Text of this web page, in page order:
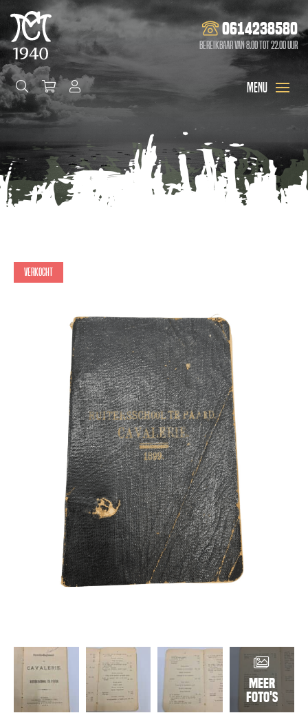
0614238580
Bereikbaar van 8.00 tot 22.00 uur
Verkocht
Meer
foto's